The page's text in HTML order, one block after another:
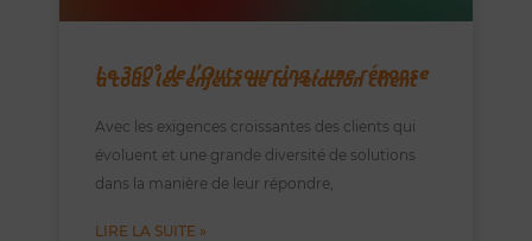
Le 360° de l’Outsourcing : une réponse
à tous les enjeux de la relation client
Avec les exigences croissantes des clients qui
évoluent et une grande diversité de solutions
dans la manière de leur répondre,
LIRE LA SUITE »